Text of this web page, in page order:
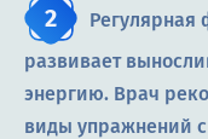
Регулярная
развивает
энергию. Врач
виды упражнений